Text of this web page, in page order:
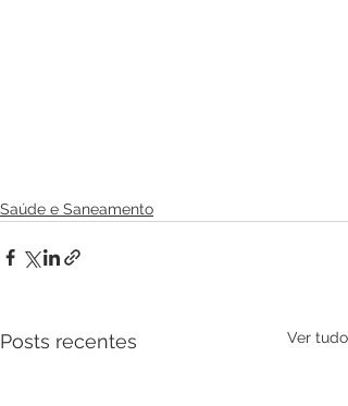
Saúde e Saneamento
Posts recentes Ver tudo